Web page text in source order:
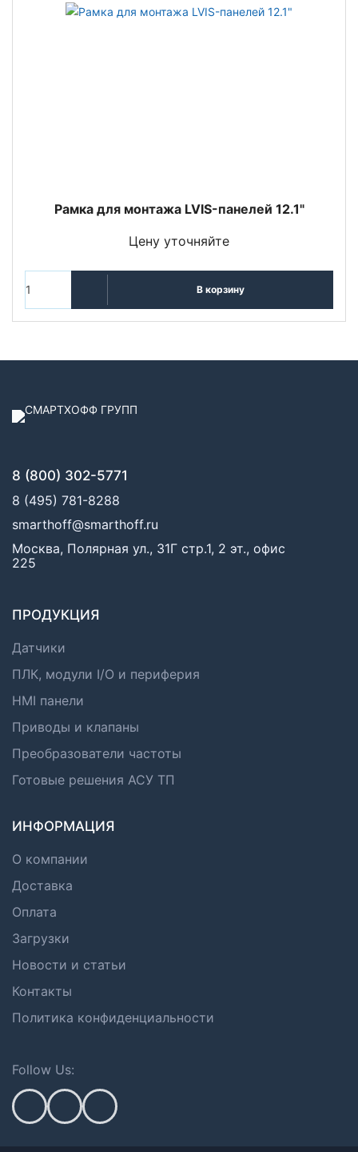
Рамка для монтажа LVIS-панелей 12.1"
Цену уточняйте
В корзину
8 (800) 302-5771
8 (495) 781-8288
smarthoff@smarthoff.ru
Москва, Полярная ул., 31Г стр.1, 2 эт., офис
225
ПРОДУКЦИЯ
Датчики
ПЛК, модули I/O и периферия
HMI панели
Приводы и клапаны
Преобразователи частоты
Готовые решения АСУ ТП
ИНФОРМАЦИЯ
О компании
Доставка
Оплата
Загрузки
Новости и статьи
Контакты
Политика конфиденциальности
Follow Us: